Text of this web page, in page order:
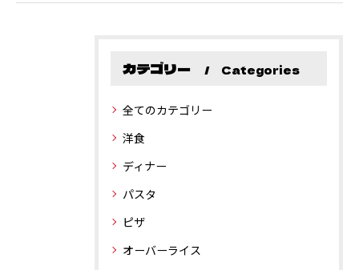
カテゴリー Categories
全てのカテゴリー
洋食
ディナー
パスタ
ピザ
オーバーライス